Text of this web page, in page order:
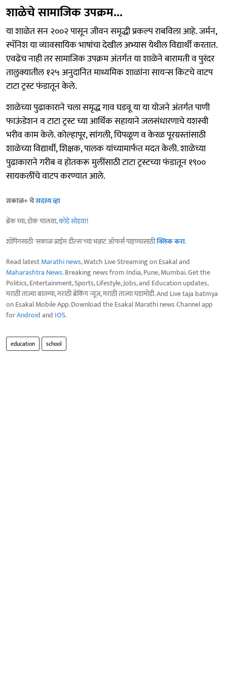
शाळेचे सामाजिक उपक्रम...
या शाळेत सन २००२ पासून जीवन समृद्धी प्रकल्प राबविला आहे. जर्मन,
स्पॅनिश या व्यावसायिक भाषांचा देखील अभ्यास येथील विद्यार्थी करतात.
एवढेच नाही तर सामाजिक उपक्रम अंतर्गत या शाळेने बारामती व पुरंदर
तालुक्यातील १२५ अनुदानित माध्यमिक शाळांना सायन्स किटचे वाटप
टाटा ट्रस्ट फंडातून केले.
शाळेच्या पुढाकाराने चला समृद्ध गाव घडवू या या योजने अंतर्गत पाणी
फाऊंडेशन व टाटा ट्रस्ट च्या आर्थिक सहायाने जलसंधारणाचे यशस्वी
भरीव काम केले. कोल्हापूर, सांगली, चिपळूण व केरळ पूरग्रस्तांसाठी
शाळेच्या विद्यार्थी, शिक्षक, पालक यांच्यामार्फत मदत केली. शाळेच्या
पुढाकाराने गरीब व होतकरू मुलींसाठी टाटा ट्रस्टच्या फंडातून १९००
सायकलींचे वाटप करण्यात आले.
सकाळ+ चेसदस्य व्हा
ब्रेक घ्या, डोकं चालवा,कोडे सोडवा!
शॉपिंगसाठी 'सकाळ प्राईम डील्स'च्या भन्नाट ऑफर्स पाहण्यासाठीक्लिक करा.
Read latestMarathi news, Watch Live Streaming on Esakal and
Maharashtra News. Breaking news from India, Pune, Mumbai. Get the
Politics, Entertainment, Sports, Lifestyle, Jobs, and Education updates,
मराठी ताज्या बातम्या, मराठी ब्रेकिंग न्यूज, मराठी ताज्या घडामोडी. And Live taja batmya
on Esakal Mobile App. Download the Esakal Marathi news Channel app
forAndroidand IOS.
education school